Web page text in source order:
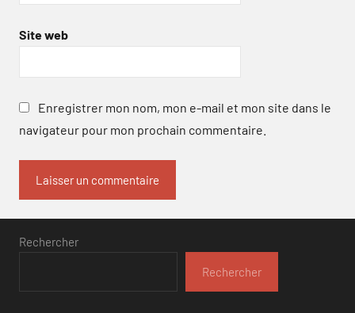
Site web
Enregistrer mon nom, mon e-mail et mon site dans le
navigateur pour mon prochain commentaire.
Rechercher
Rechercher